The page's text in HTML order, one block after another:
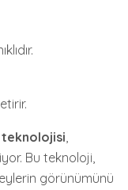
teknolojisi,
Bu teknoloji,
görünümünü